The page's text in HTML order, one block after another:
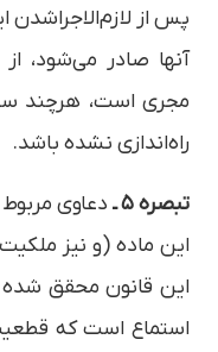
پس از لازم‌الاجراشدن
آنها صادر می‌­شود،
راه‌اندازی نشده ­باشد.
تبصره ۵ ـ
دعاوی
این ماده (و نیز
این قانون محقق شده
استماع است که